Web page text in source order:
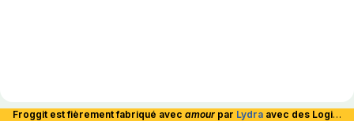
Froggit est fièrement fabriqué avec amour par Lydra avec des Logiciels Libres et hébergé en